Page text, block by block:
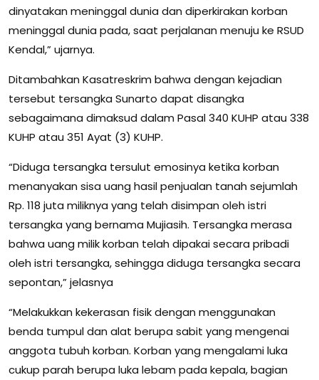
dinyatakan meninggal dunia dan diperkirakan korban
meninggal dunia pada, saat perjalanan menuju ke RSUD
Kendal,” ujarnya.
Ditambahkan Kasatreskrim bahwa dengan kejadian
tersebut tersangka Sunarto dapat disangka
sebagaimana dimaksud dalam Pasal 340 KUHP atau 338
KUHP atau 351 Ayat (3) KUHP.
“Diduga tersangka tersulut emosinya ketika korban
menanyakan sisa uang hasil penjualan tanah sejumlah
Rp. 118 juta miliknya yang telah disimpan oleh istri
tersangka yang bernama Mujiasih. Tersangka merasa
bahwa uang milik korban telah dipakai secara pribadi
oleh istri tersangka, sehingga diduga tersangka secara
sepontan,” jelasnya
“Melakukkan kekerasan fisik dengan menggunakan
benda tumpul dan alat berupa sabit yang mengenai
anggota tubuh korban. Korban yang mengalami luka
cukup parah berupa luka lebam pada kepala, bagian